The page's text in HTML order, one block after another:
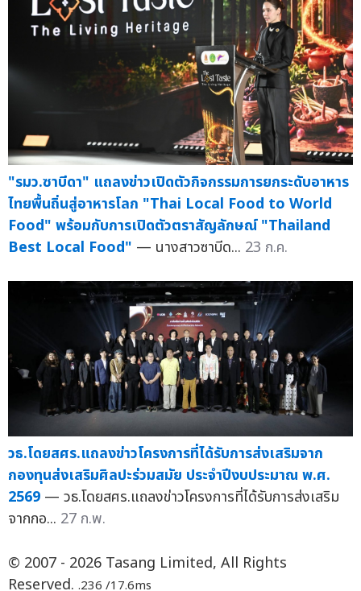
"รมว.ซาบีดา" แถลงข่าวเปิดตัวกิจกรรมการยกระดับอาหาร
ไทยพื้นถิ่นสู่อาหารโลก "Thai Local Food to World
Food" พร้อมกับการเปิดตัวตราสัญลักษณ์ "Thailand
Best Local Food" — นางสาวซาบีด... 23 ก.ค.
วธ.โดยสศร.แถลงข่าวโครงการที่ได้รับการส่งเสริมจาก
กองทุนส่งเสริมศิลปะร่วมสมัย ประจำปีงบประมาณ พ.ศ.
2569 — วธ.โดยสศร.แถลงข่าวโครงการที่ได้รับการส่งเสริม
จากกอ... 27 ก.พ.
© 2007 - 2026 Tasang Limited, All Rights
Reserved. .236 /17.6ms